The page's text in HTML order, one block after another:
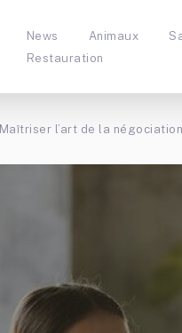
News Animaux
Restauration
Maîtriser l’art de la